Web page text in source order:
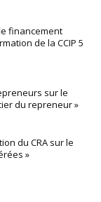
financement
de la CCIP 5
sur le
du repreneur »
du CRA sur le
»